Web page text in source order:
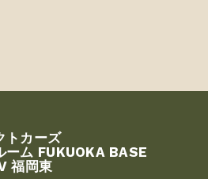
トカーズ
ーム FUKUOKA BASE
福岡東